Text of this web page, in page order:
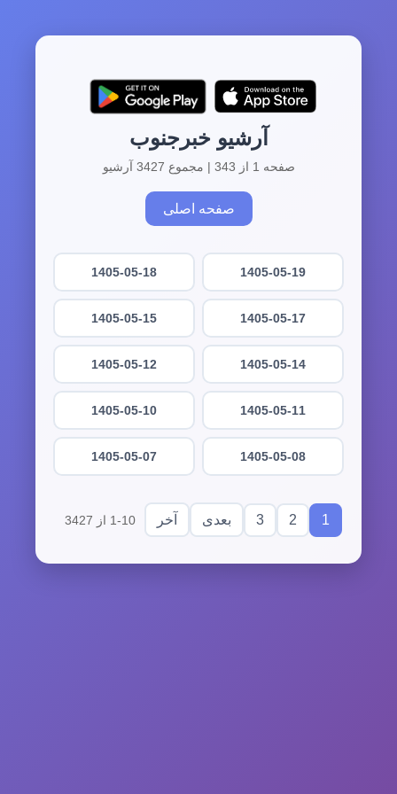
آرشیو خبرجنوب
صفحه 1 از 343 | مجموع 3427 آرشیو
صفحه اصلی
1405-05-19
1405-05-18
1405-05-17
1405-05-15
1405-05-14
1405-05-12
1405-05-11
1405-05-10
1405-05-08
1405-05-07
1
2
3 بعدی آخر 1-10 از 3427